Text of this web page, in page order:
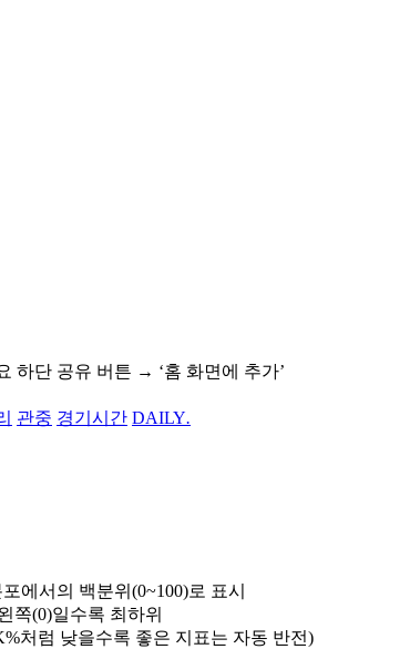
하단 공유 버튼 → ‘홈 화면에 추가’
관중 경기시간 DAILY.
에서의 백분위(0~100)로 표시
쪽(0)일수록 최하위
처럼 낮을수록 좋은 지표는 자동 반전)